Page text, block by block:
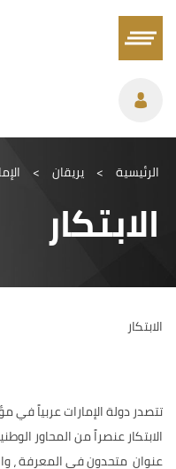
الرئيسية > يريقان >
الابتكار
الابتكار
عنوان متحدون في المعرفة ،